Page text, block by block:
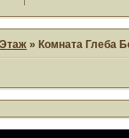
»Комната Глеба